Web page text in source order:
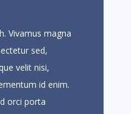
Vivamus magna
sed,
velit nisi,
id enim.
orci porta